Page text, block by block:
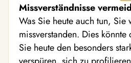
Missverständnisse
Was Sie heute auch tun, Sie
missverstanden. Dies
Sie heute den besonders